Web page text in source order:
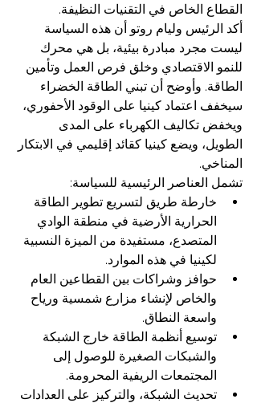
القطاع الخاص في التقنيات النظيفة.
أكد الرئيس وليام روتو أن هذه السياسة
ليست مجرد مبادرة بيئية، بل هي محرك
للنمو الاقتصادي وخلق فرص العمل وتأمين
الطاقة. وأوضح أن تبني الطاقة الخضراء
سيخفف اعتماد كينيا على الوقود الأحفوري،
ويخفض تكاليف الكهرباء على المدى
الطويل، ويضع كينيا كقائد إقليمي في الابتكار
المناخي.
تشمل العناصر الرئيسية للسياسة:
خارطة طريق لتسريع تطوير الطاقة
الحرارية الأرضية في منطقة الوادي
المتصدع، مستفيدة من الميزة النسبية
لكينيا في هذه الموارد.
حوافز وشراكات بين القطاعين العام
والخاص لإنشاء مزارع شمسية ورياح
واسعة النطاق.
توسيع أنظمة الطاقة خارج الشبكة
والشبكات الصغيرة للوصول إلى
المجتمعات الريفية المحرومة.
تحديث الشبكة، والتركيز على العدادات